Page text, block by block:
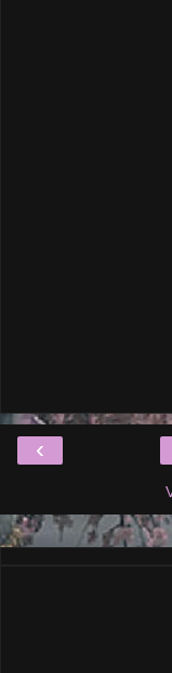
‹